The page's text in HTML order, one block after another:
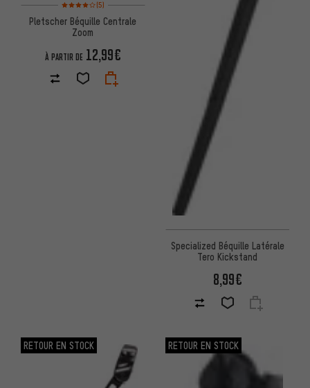
(5)
Pletscher Béquille Centrale
Zoom
À PARTIR DE 12,99€
Specialized Béquille Latérale
Tero Kickstand
8,99€
RETOUR EN STOCK RETOUR EN STOCK